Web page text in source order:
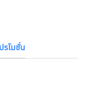
โมชั่น